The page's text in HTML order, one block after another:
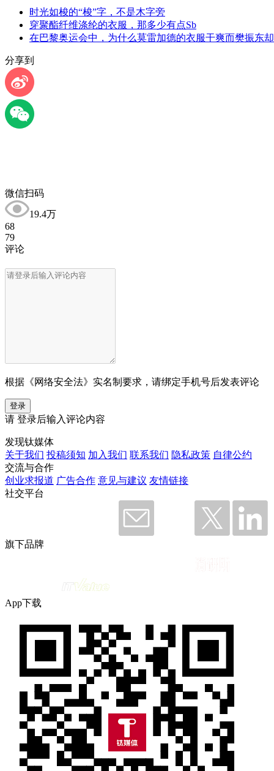
时光如梭的“梭”字，不是木字旁
穿聚酯纤维涤纶的衣服，那多少有点Sb
在巴黎奥运会中，为什么莫雷加德的衣服干爽而樊振东
分享到
微信扫码
19.4万
68
79
评论
根据《网络安全法》实名制要求，请绑定手机号后发表评论
登录
请 登录后输入评论内容
发现钛媒体
关于我们 投稿须知 加入我们 联系我们 隐私政策 自律公约
交流与合作
创业求报道 广告合作 意见与建议 友情链接
社交平台
旗下品牌
App下载